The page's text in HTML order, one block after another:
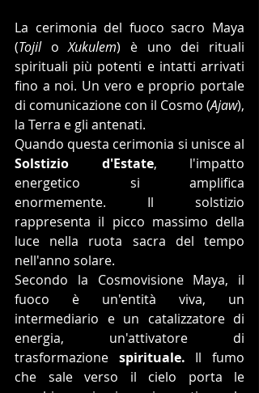
La cerimonia del fuoco sacro Maya
(Tojil o Xukulem) è uno dei rituali
spirituali più potenti e intatti arrivati
fino a noi. Un vero e proprio portale
di comunicazione con il Cosmo (Ajaw),
la Terra e gli antenati.
Solstizio d'Estate, l'impatto
energetico si amplifica
enormemente. Il solstizio
rappresenta il picco massimo della
luce nella ruota sacra del tempo
nell'anno solare.
Secondo la Cosmovisione Maya, il
fuoco è un'entità viva, un
intermediario e un catalizzatore di
energia, un'attivatore di
trasformazione spirituale. Il fumo
che sale verso il cielo porta le